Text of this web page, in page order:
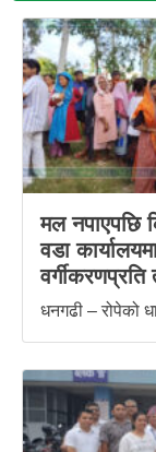
मल नपाएपछि
वडा
वर्गीकरणप्रति
धनगढी – रोपेको